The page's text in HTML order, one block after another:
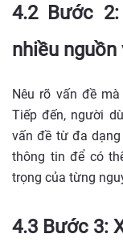
4.2 Bước
nhiều
Nêu rõ vấn đề
Tiếp đến, người
vấn đề từ đa
thông tin để có
trọng của từng
4.3 Bước 3: